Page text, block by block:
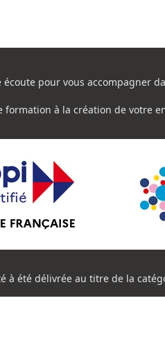
pour vous accompagner
formation à la création de votre
à été délivrée au titre de la